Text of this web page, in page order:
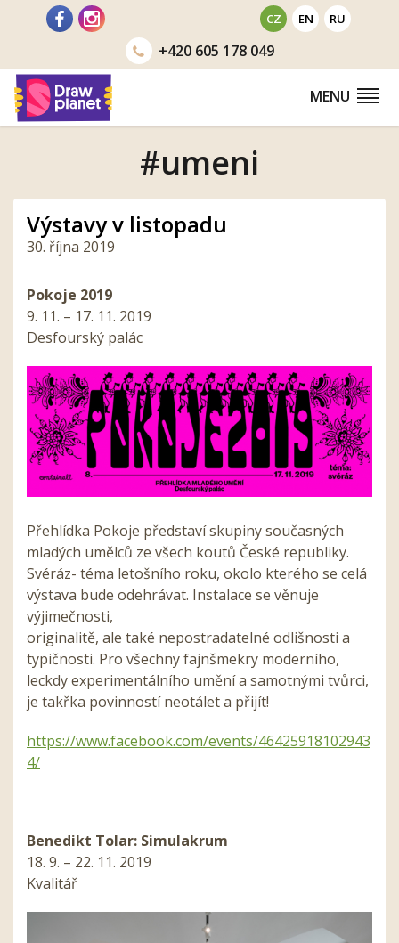
CZ EN RU
+420605 178 049
MENU
#umeni
Výstavy v listopadu
30. října 2019
Pokoje 2019
9. 11. – 17. 11. 2019
Desfourský palác
Přehlídka Pokoje představí skupiny současných
mladých umělců ze všech koutů České republiky.
Svéráz- téma letošního roku, okolo kterého se celá
výstava bude odehrávat. Instalace se věnuje
výjimečnosti,
originalitě, ale také nepostradatelné odlišnosti a
typičnosti. Pro všechny fajnšmekry moderního,
leckdy experimentálního umění a samotnými tvůrci,
je takřka povinností neotálet a přijít!
https://www.facebook.com/events/46425918102943
4/
Benedikt Tolar: Simulakrum
18. 9. – 22. 11. 2019
Kvalitář